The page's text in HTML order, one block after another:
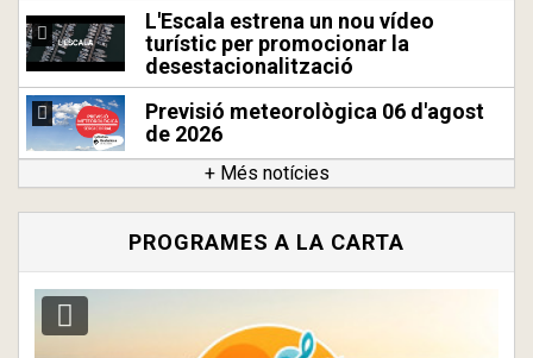
L'Escala estrena un nou vídeo
turístic per promocionar la
desestacionalització
Previsió meteorològica 06 d'agost
de 2026
+ Més notícies
PROGRAMES A LA CARTA